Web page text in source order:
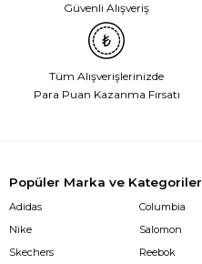
Güvenli Alışveriş
Tüm Alışverişlerinizde
Para Puan Kazanma Fırsatı
Popüler Marka ve Kategoriler
Adidas
Nike
Skechers
Columbia
Salomon
Reebok